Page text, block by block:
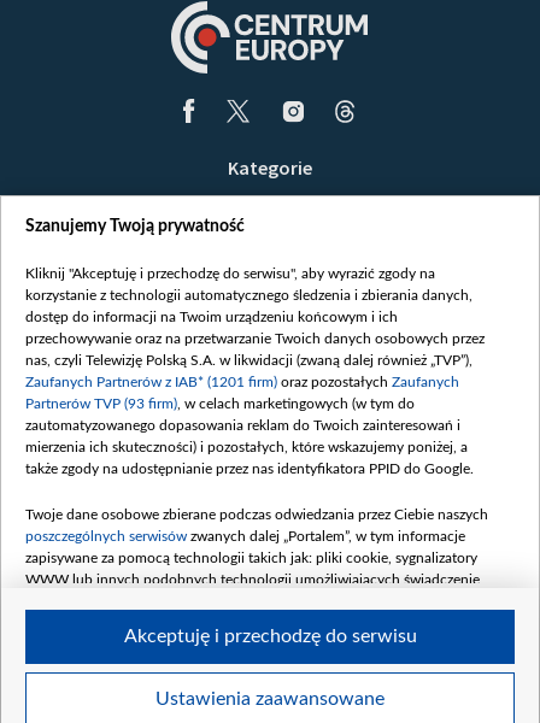
Kategorie
Opinie
Białoruś / Polska
Czytelnia
Centrum Europy
O nas
Kontakt
Informacje o nadawcy
Serwisy partnerskie
belsat.eu
slava.tv
tvpworld.com
vot-tak.tv
Moje zgody
Szanujemy Twoją prywatność
Kliknij "Akceptuję i przechodzę do serwisu", aby wyrazić zgody na
korzystanie z technologii automatycznego śledzenia i zbierania danych,
dostęp do informacji na Twoim urządzeniu końcowym i ich
przechowywanie oraz na przetwarzanie Twoich danych osobowych przez
nas, czyli Telewizję Polską S.A. w likwidacji (zwaną dalej również „TVP”),
Zaufanych Partnerów z IAB* (1201 firm) oraz pozostałych Zaufanych
Partnerów TVP (93 firm) , w celach marketingowych (w tym do
zautomatyzowanego dopasowania reklam do Twoich zainteresowań i
mierzenia ich skuteczności) i pozostałych, które wskazujemy poniżej, a
także zgody na udostępnianie przez nas identyfikatora PPID do Google.
Twoje dane osobowe zbierane podczas odwiedzania przez Ciebie naszych
poszczególnych serwisów zwanych dalej „Portalem”, w tym informacje
zapisywane za pomocą technologii takich jak: pliki cookie, sygnalizatory
WWW lub innych podobnych technologii umożliwiających świadczenie
Twoje dane osobowe zbierane podczas odwiedzania przez Ciebie
Ustawienia zaawansowane
Akceptuję i przechodzę do serwisu